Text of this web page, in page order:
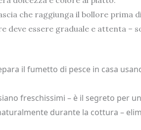
che raggiunga il bollore prima
deve essere graduale e attenta –
il fumetto di pesce in casa
freschissimi – è il segreto per
durante la cottura –